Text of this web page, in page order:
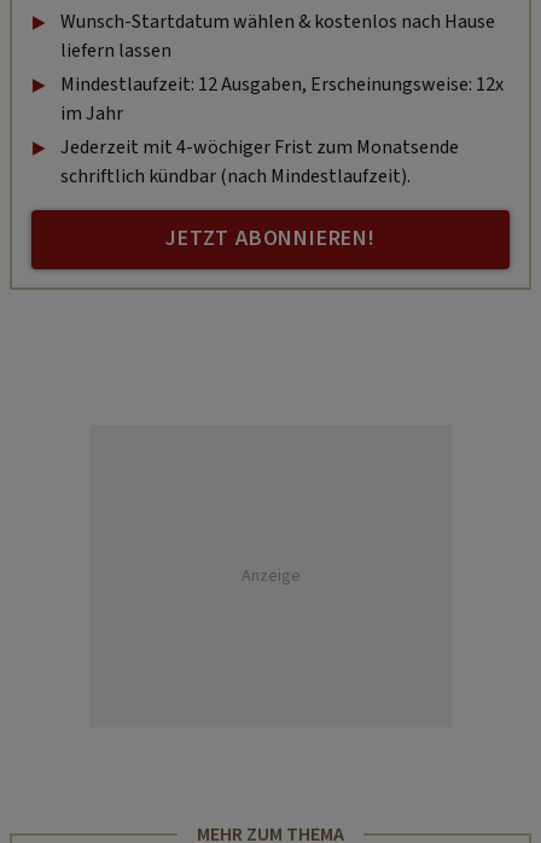
Wunsch-Startdatum wählen & kostenlos nach Hause
liefern lassen
Mindestlaufzeit: 12 Ausgaben, Erscheinungsweise: 12x
im Jahr
Jederzeit mit 4-wöchiger Frist zum Monatsende
schriftlich kündbar (nach Mindestlaufzeit).
JETZT ABONNIEREN!
Anzeige
MEHR ZUM THEMA